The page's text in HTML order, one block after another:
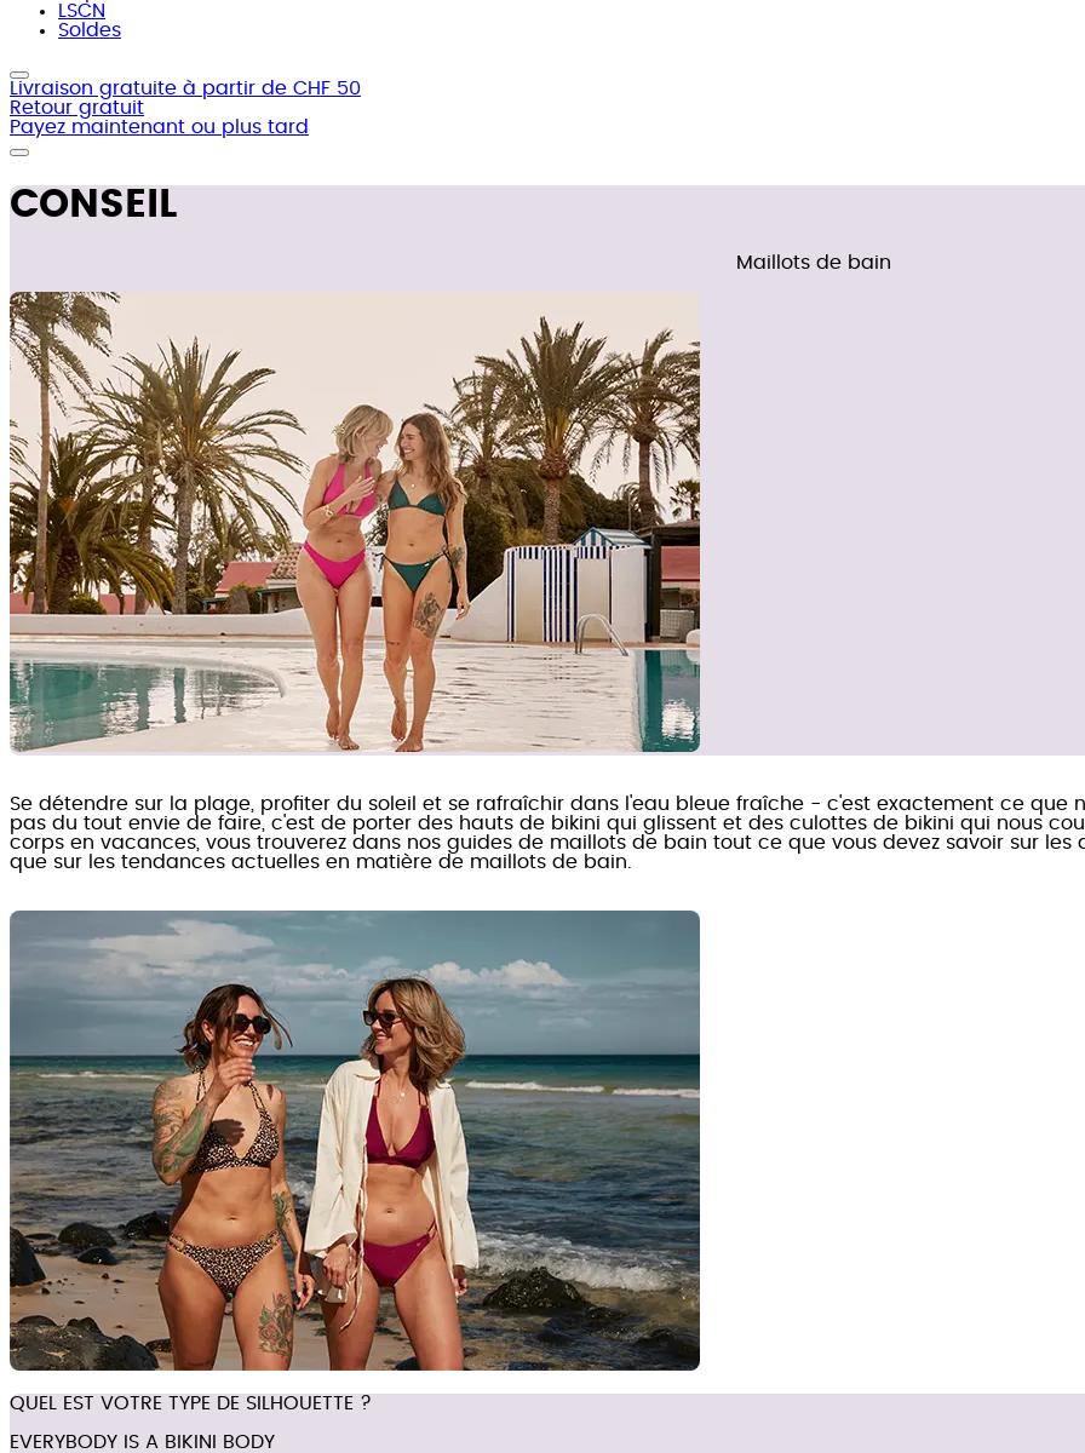
LSCN
Soldes
Livraison gratuite à partir de CHF 50
Retour gratuit
Payez maintenant ou plus tard
CONSEIL
Maillots de bain
Se détendre sur la plage, profiter du soleil et se rafraîchir dans l'eau bleue fraîche - c'est exactement ce que
pas du tout envie de faire, c'est de porter des hauts de bikini qui glissent et des culottes de bikini qui nous
corps en vacances, vous trouverez dans nos guides de maillots de bain tout ce que vous devez savoir sur
que sur les tendances actuelles en matière de maillots de bain.
QUEL EST VOTRE TYPE DE SILHOUETTE ?
EVERYBODY IS A BIKINI BODY